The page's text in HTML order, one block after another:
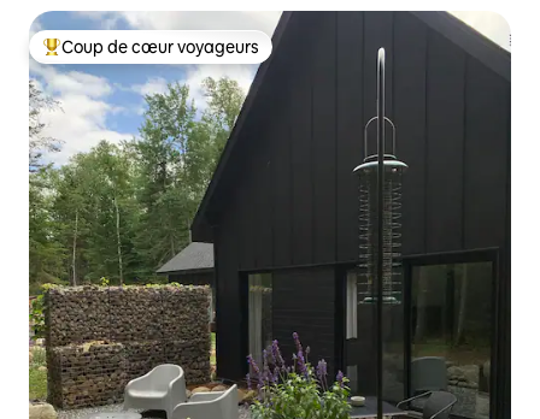
Coups de cœur voyageurs les plus appréciés
Coup de cœur voyageurs